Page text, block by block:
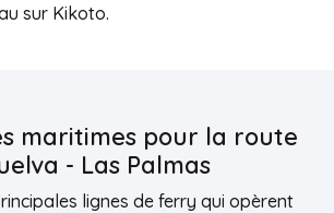
sur Kikoto.
maritimes pour la route
- Las Palmas
lignes de ferry qui opèrent